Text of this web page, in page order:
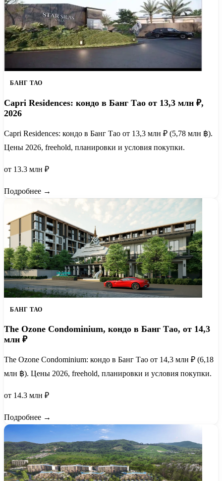
БАНГ ТАО
Capri Residences: кондо в Банг Тао от 13,3 млн ₽,
2026
Capri Residences: кондо в Банг Тао от 13,3 млн ₽ (5,78 млн ฿).
Цены 2026, freehold, планировки и условия покупки.
от 13.3 млн ₽
Подробнее →
БАНГ ТАО
The Ozone Condominium, кондо в Банг Тао, от 14,3
млн ₽
The Ozone Condominium: кондо в Банг Тао от 14,3 млн ₽ (6,18
млн ฿). Цены 2026, freehold, планировки и условия покупки.
от 14.3 млн ₽
Подробнее →